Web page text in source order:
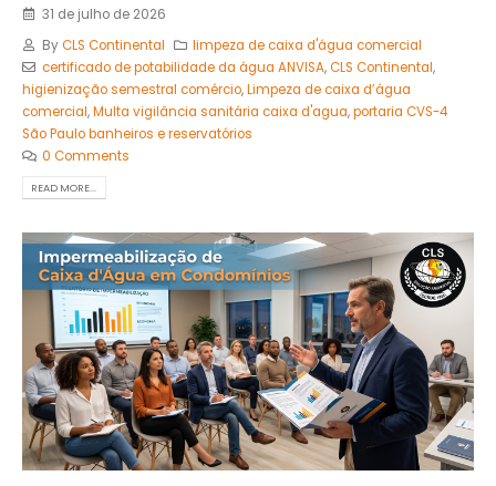
31 de julho de 2026
ByCLS Continental
limpeza de caixa d'água comercial
certificado de potabilidade da água ANVISA,CLS Continental,
higienização semestral comércio,Limpeza de caixa d’água
comercial,Multa vigilância sanitária caixa d'agua,portaria CVS-4
São Paulo banheiros e reservatórios
0 Comments
READ MORE...